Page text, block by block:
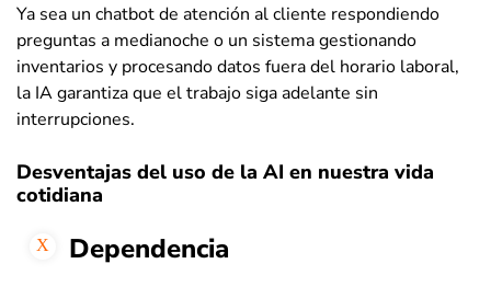
Ya sea un chatbot de atención al cliente respondiendo
preguntas a medianoche o un sistema gestionando
inventarios y procesando datos fuera del horario laboral,
la IA garantiza que el trabajo siga adelante sin
interrupciones.
Desventajas del uso de la AI en nuestra vida
cotidiana
Dependencia